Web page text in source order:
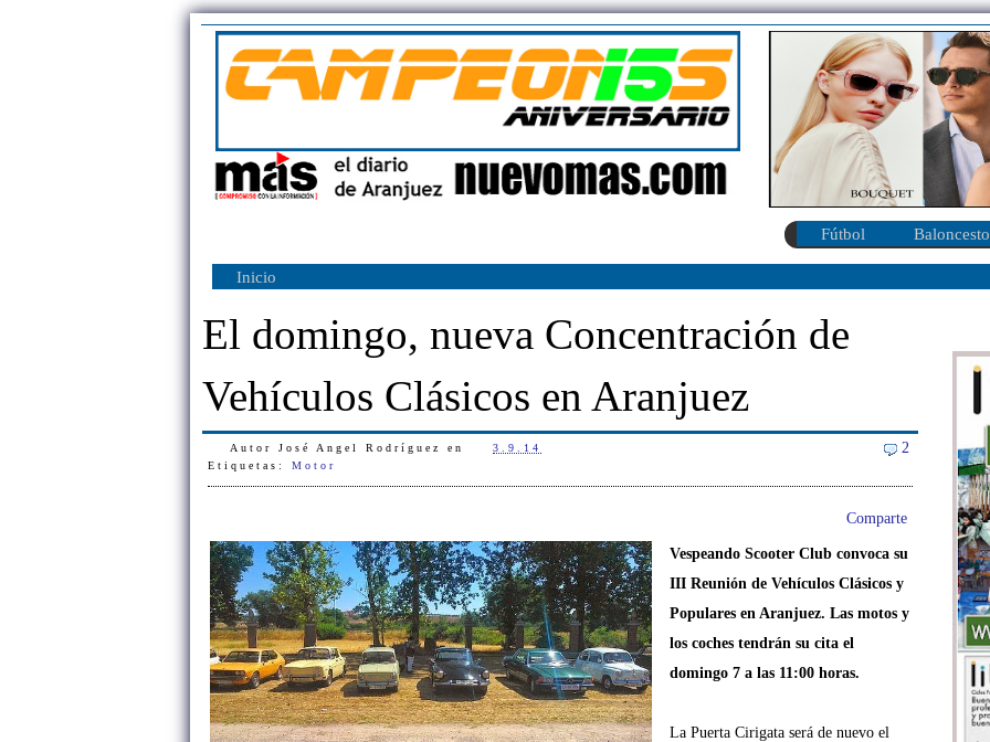
Fútbol Baloncesto
Inicio
El domingo, nueva Concentración de
Vehículos Clásicos en Aranjuez
Autor José Angel Rodríguez en 3.9.14 2
Etiquetas: Motor
Comparte
Vespeando Scooter Club convoca su
III Reunión de Vehículos Clásicos y
Populares en Aranjuez. Las motos y
los coches tendrán su cita el
domingo 7 a las 11:00 horas.
La Puerta Cirigata será de nuevo el